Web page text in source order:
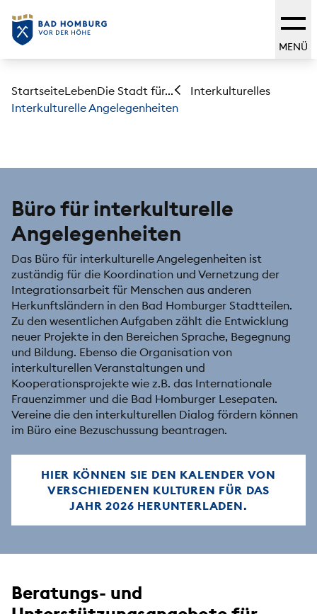
MENÜ
StartseiteLebenDie Stadt für...
Interkulturelles
Interkulturelle Angelegenheiten
Büro für interkulturelle
Angelegenheiten
Das Büro für interkulturelle Angelegenheiten ist
zuständig für die Koordination und Vernetzung der
Integrationsarbeit für Menschen aus anderen
Herkunftsländern in den Bad Homburger Stadtteilen.
Zu den wesentlichen Aufgaben zählt die Entwicklung
neuer Projekte in den Bereichen Sprache, Begegnung
und Bildung. Ebenso die Organisation von
interkulturellen Veranstaltungen und
Kooperationsprojekte wie z.B. das Internationale
Frauenzimmer und die Bad Homburger Lesepaten.
Vereine die den interkulturellen Dialog fördern können
im Büro eine Bezuschussung beantragen.
HIER KÖNNEN SIE DEN KALENDER VON
VERSCHIEDENEN KULTUREN FÜR DAS
JAHR 2026 HERUNTERLADEN.
Beratungs- und